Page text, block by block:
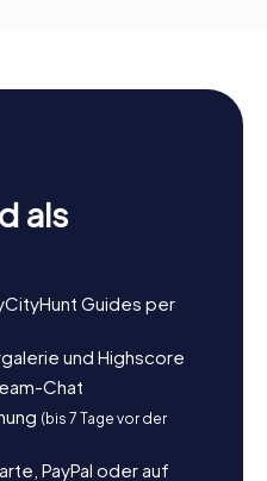
als
Guides per
und Highscore
Chat
(bis 7 Tage vor der
PayPal oder auf